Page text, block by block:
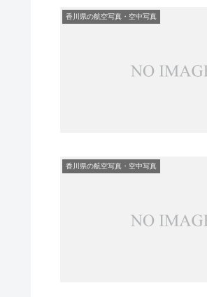
香川県の航空写真・空中写真
香川県の航空写真・空中写真